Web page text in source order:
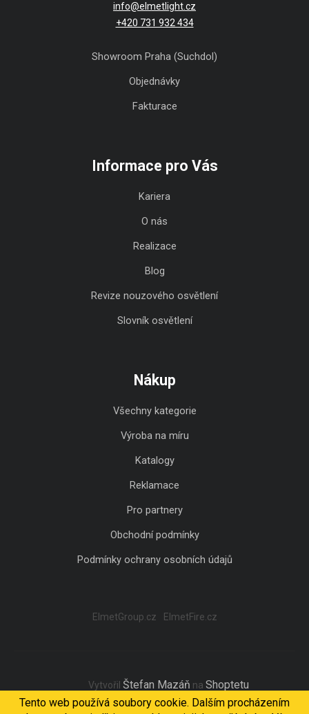
Tento web používá soubory cookie. Dalším procházením
info@elmetlight.cz
+420 731 932 434
Showroom Praha (Suchdol)
Objednávky
Fakturace
Informace pro Vás
Kariera
O nás
Realizace
Blog
Revize nouzového osvětlení
Slovník osvětlení
Nákup
Všechny kategorie
Výroba na míru
Katalogy
Reklamace
Pro partnery
Obchodní podmínky
Podmínky ochrany osobních údajů
ElmetGroup.cz ElmetFire.cz
Vytvořil Štefan Mazáň na Shoptetu